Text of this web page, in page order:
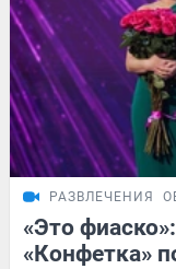
РАЗВЛЕЧЕНИЯ
«Это
«Конфетка»